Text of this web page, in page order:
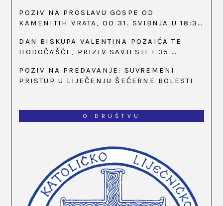
POZIV NA PROSLAVU GOSPE OD
KAMENITIH VRATA, OD 31. SVIBNJA U 18:30
DAN BISKUPA VALENTINA POZAIĆA TE
HODOČAŠĆE, PRIZIV SAVJESTI I 35.
BISTRICI, OD 15. DO 17. SVIBNJA
POZIV NA PREDAVANJE: SUVREMENI
PRISTUP U LIJEČENJU ŠEĆERNE BOLESTI
O DRUŠTVU